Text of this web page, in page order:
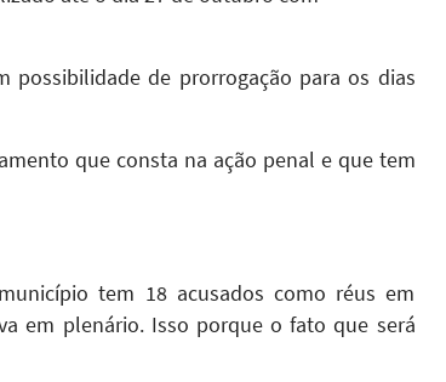
possibilidade de prorrogação para os dias
que consta na ação penal e que tem
tem 18 acusados como réus em
em plenário. Isso porque o fato que será